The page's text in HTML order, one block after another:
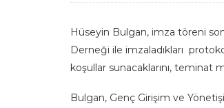
Hüseyin Bulgan, imza töreni
Derneği ile imzaladıkları
koşullar sunacaklarını,
Bulgan, Genç Girişim ve